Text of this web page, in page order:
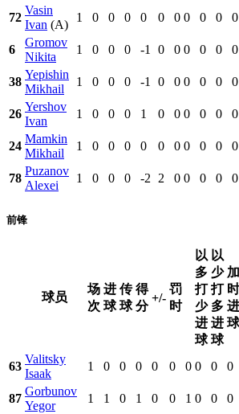
72
Vasin
Ivan (A)
1 0 0 0 0 0 0 0 0 0 0
6
Gromov
Nikita
1 0 0 0 -1 0 0 0 0 0 0
38
Yepishin
Mikhail
1 0 0 0 -1 0 0 0 0 0 0
26
Yershov
Ivan
1 0 0 0 1 0 0 0 0 0 0
24
Mamkin
Mikhail
1 0 0 0 0 0 0 0 0 0 0
78
Puzanov
Alexei
1 0 0 0 -2 2 0 0 0 0 0
前锋
球员
场
次
进
球
传
球
得
分
+/-
罚
时
以
多
打
少
进
球
以
少
打
多
进
球
加
时
进
球
63
Valitsky
Isaak
1 0 0 0 0 0 0 0 0 0
87
Gorbunov
Yegor
1 1 0 1 0 0 1 0 0 0